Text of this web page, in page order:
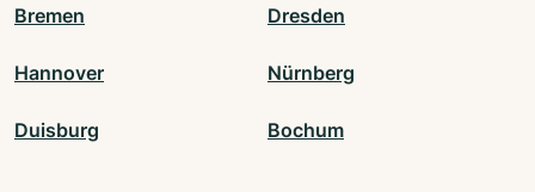
Bremen Dresden
Hannover Nürnberg
Duisburg Bochum